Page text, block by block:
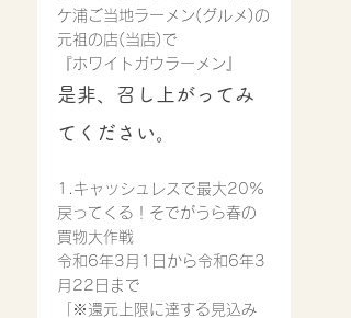
ケ浦ご当地ラーメン(グルメ)の
元祖の店(当店)で
『ホワイトガウラーメン』
是非、召し上がってみ
てください。
1.キャッシュレスで最大20%
戻ってくる！そでがうら春の
買物大作戦
令和6年3月1日から令和6年3
月22日まで
「※還元上限に達する見込み